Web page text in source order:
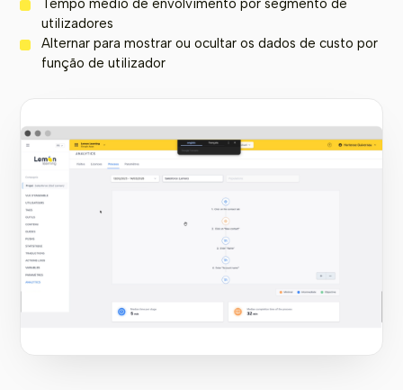
utilizadores
Alternar para mostrar ou ocultar os dados de custo por
função de utilizador